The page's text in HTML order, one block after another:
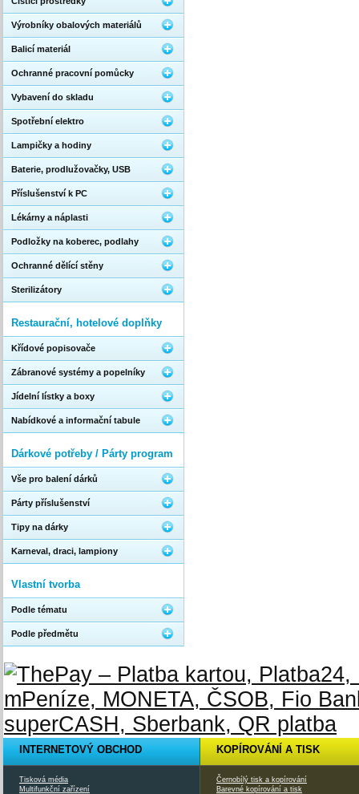
Výrobníky obalových materiálů
Balicí materiál
Ochranné pracovní pomůcky
Vybavení do skladu
Spotřební elektro
Lampičky a hodiny
Baterie, prodlužovačky, USB
Příslušenství k PC
Lékárny a náplasti
Podložky na koberec, podlahy
Ochranné dělící stěny
Sterilizátory
Restaurační, hotelové doplňky
Křídové popisovače
Zábranové systémy a popelníky
Jídelní lístky a boxy
Nabídkové a informační tabule
Dárkové potřeby / Párty program
Vše pro balení dárků
Párty příslušenství
Tipy na dárky
Karneval, draci, lampiony
Vlastní tvorba
Podle tématu
Podle předmětu
INTERNETOVÝ OBCHOD
Tisková média
Multifunkční zařízení
KOPÍROVÁNÍ A TISK
Černobílý tisk a kopírování
Barevné kopírování a tisk